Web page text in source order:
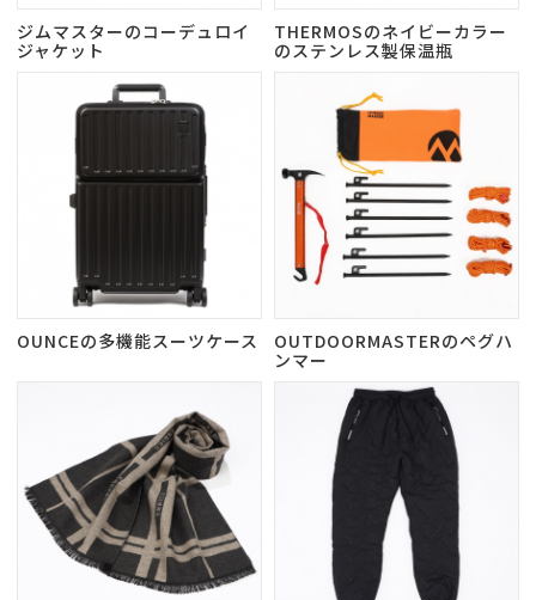
ジムマスターのコーデュロイ
ジャケット
THERMOSのネイビーカラー
のステンレス製保温瓶
OUNCEの多機能スーツケース
OUTDOORMASTERのペグハ
ンマー